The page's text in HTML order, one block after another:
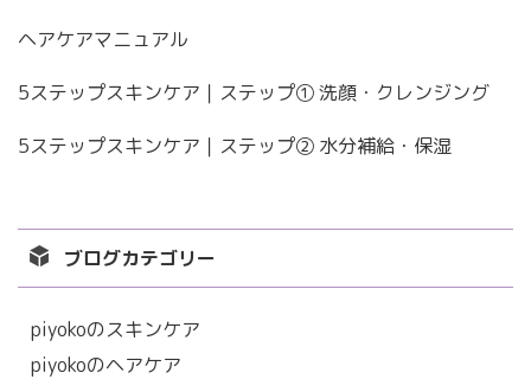
ヘアケアマニュアル
5ステップスキンケア｜ステップ① 洗顔・クレンジング
5ステップスキンケア｜ステップ② 水分補給・保湿
ブログカテゴリー
piyokoのスキンケア
piyokoのヘアケア